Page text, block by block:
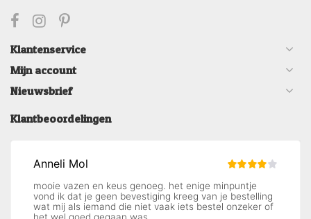
Klantenservice
Mijn account
Nieuwsbrief
Klantbeoordelingen